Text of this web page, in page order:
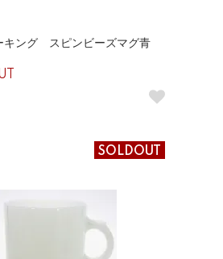
キング スピンビーズマグ青
SOLDOUT